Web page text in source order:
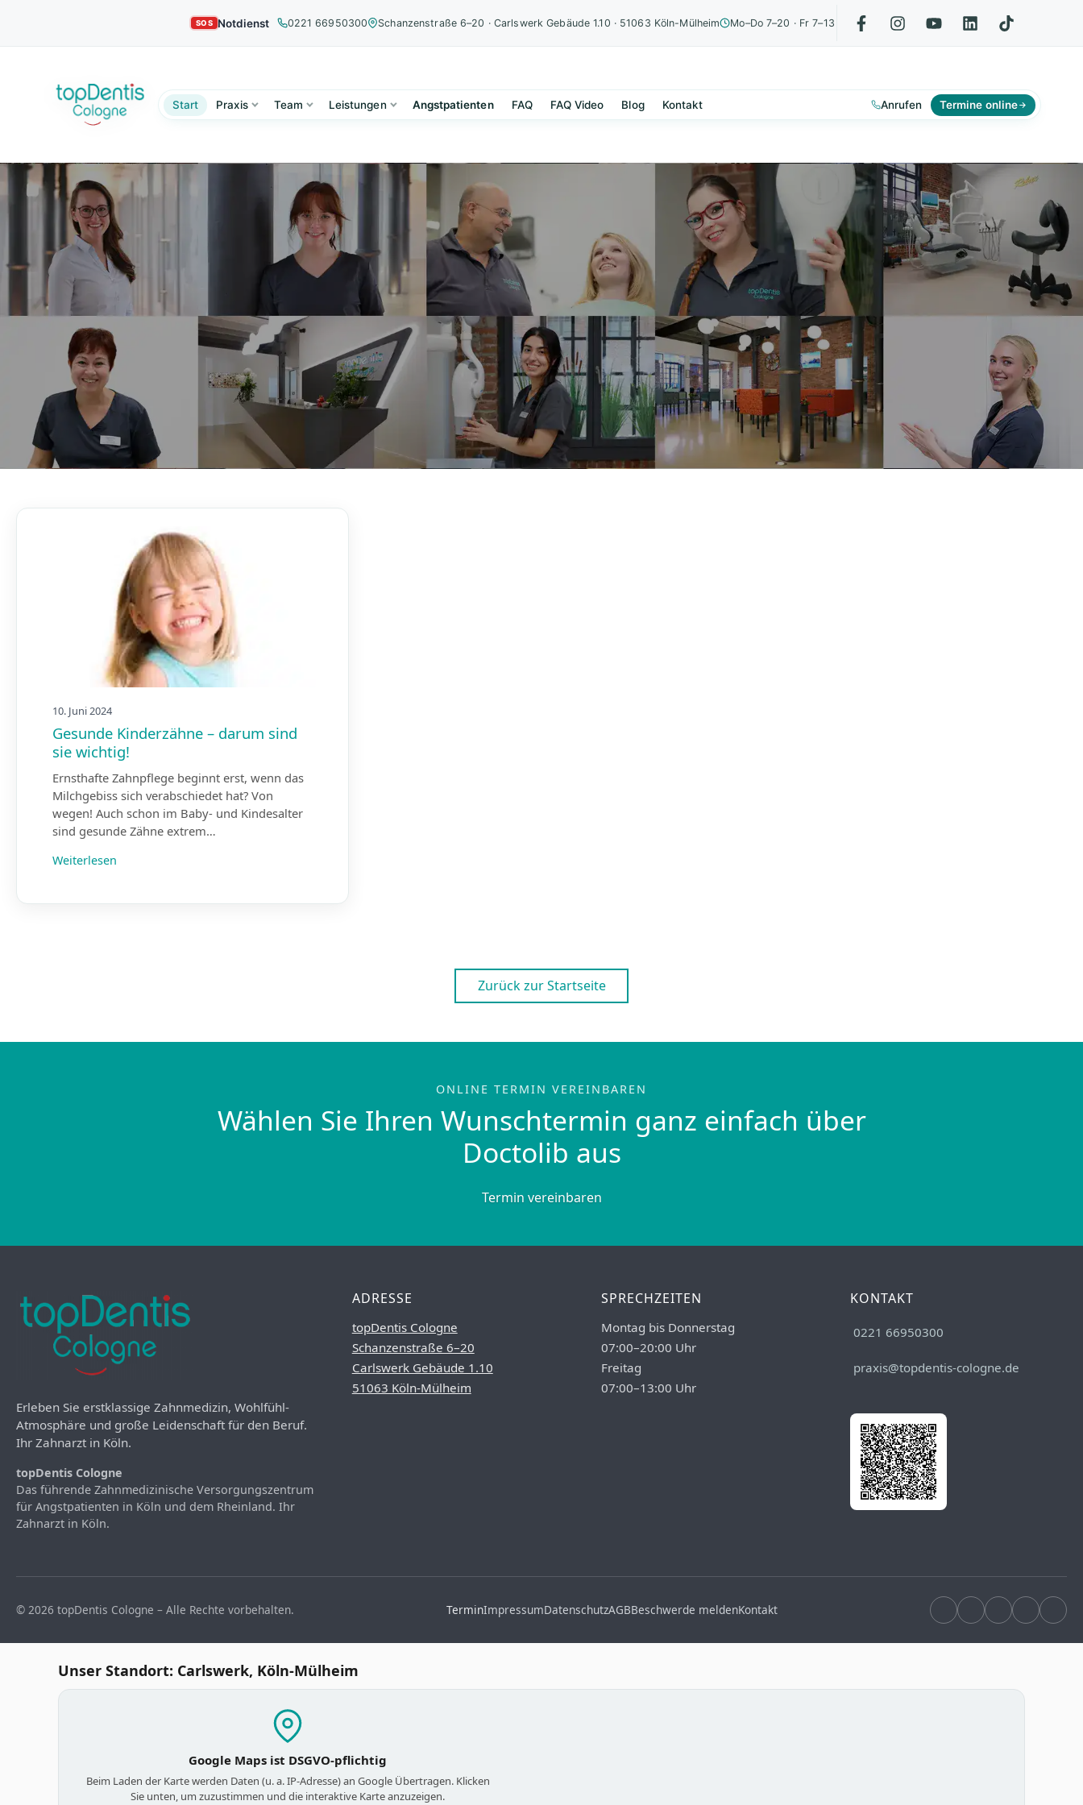
Notdienst 0221 66950300 Schanzenstraße 6–20 · Carlswerk Gebäude 1.10 · 51063 Köln-Mülheim Mo–Do 7–20 · Fr 7–13
Start Praxis Team Leistungen Angstpatienten FAQ FAQ Video Blog Kontakt Anrufen Termine online
Unser Blog
10. Juni 2024
Gesunde Kinderzähne – darum sind
sie wichtig!
Ernsthafte Zahnpflege beginnt erst, wenn das
Milchgebiss sich verabschiedet hat? Von
wegen! Auch schon im Baby- und Kindesalter
sind gesunde Zähne extrem…
Weiterlesen
Zurück zur Startseite
ONLINE TERMIN VEREINBAREN
Wählen Sie Ihren Wunschtermin ganz einfach über
Doctolib aus
Termin vereinbaren
Erleben Sie erstklassige Zahnmedizin, Wohlfühl-
Atmosphäre und große Leidenschaft für den Beruf.
Ihr Zahnarzt in Köln.
topDentis Cologne
Das führende Zahnmedizinische Versorgungszentrum
für Angstpatienten in Köln und dem Rheinland. Ihr
Zahnarzt in Köln.
ADRESSE
topDentis Cologne
Schanzenstraße 6–20
Carlswerk Gebäude 1.10
51063 Köln-Mülheim
SPRECHZEITEN
Montag bis Donnerstag
07:00–20:00 Uhr
Freitag
07:00–13:00 Uhr
KONTAKT
0221 66950300
praxis@topdentis-cologne.de
© 2026 topDentis Cologne – Alle Rechte vorbehalten. TerminImpressumDatenschutzAGBBeschwerde meldenKontakt
Unser Standort: Carlswerk, Köln-Mülheim
Google Maps ist DSGVO-pflichtig
Beim Laden der Karte werden Daten (u. a. IP-Adresse) an Google Übertragen. Klicken
Sie unten, um zuzustimmen und die interaktive Karte anzuzeigen.